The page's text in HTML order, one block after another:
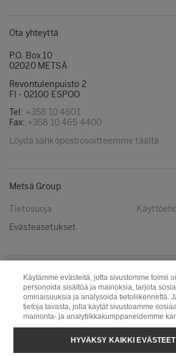
Ota yhteyttä
P.O. Box 10
02020 METSÄ
Revontulenpuisto 2
FI - 02100 ESPOO
Tel: +358 10 4601
Fax: +358 10 465 4400
Löydä sähköpostiosoitteemme täältä
Metsä Group
Tietosuoja
Evästeasetukset
Seuraa meitä
LinkedIn Youtube
Metsä
Käytämme evästeitä, jotta sivustomme toimii
personoida sisältöä ja mainoksia, tarjota
ominaisuuksia ja analysoida tietoliikennettä.
tietoja tavasta, jolla käytät sivustoamme
mainonta- ja analytiikkakumppaneidemme
HYVÄKSY KAIKKI EVÄSTEET